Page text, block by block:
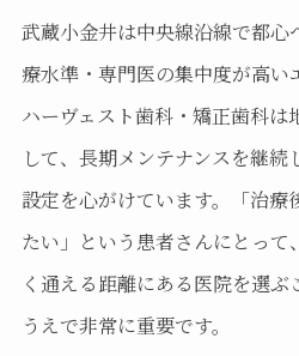
武蔵小金井は中央線沿線で都心
療水準・専門医の集中度が高い
ハーヴェスト歯科・矯正歯科は
して、長期メンテナンスを継
設定を心がけています。「治療
たい」という患者さんにとって
く通える距離にある医院を選
うえで非常に重要です。